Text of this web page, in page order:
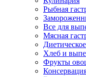
Рыбная
Все для
Мясная
Хлеб и
Фрукты